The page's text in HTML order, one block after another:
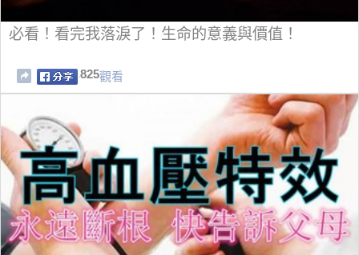
必看！看完我落淚了！生命的意義與價值！
825觀看